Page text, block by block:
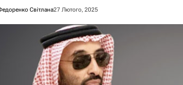
Світлана27 Лютого, 2025